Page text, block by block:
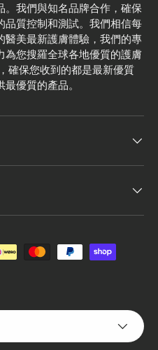
。我們與知名品牌合作，確保
品質控制和測試。我們相信每
美最新護膚體驗，我們的專
您搜羅全球各地優質的護膚
確保您收到的都是最新優質
優質的產品。